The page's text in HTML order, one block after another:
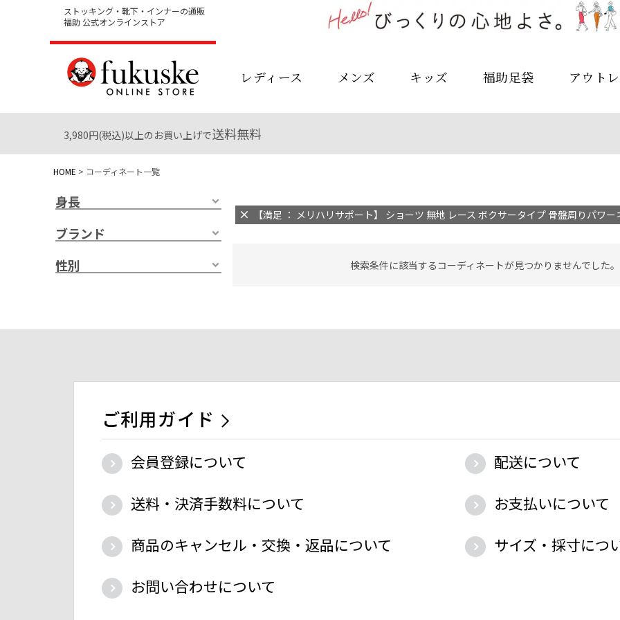
ストッキング・靴下・インナーの通販
福助 公式オンラインストア
レディース メンズ キッズ 福助足袋 アウト
3,980円(税込)以上のお買い上げで送料無料
HOME コーディネート一覧
身長
ブランド
性別
【満足 ： メリハリサポート】 ショーツ 無地 レース ボクサータイプ 骨盤周りパワ
検索条件に該当するコーディネートが見つかりませんでした
ご利用ガイド
会員登録について
配送について
送料・決済手数料について
お支払いについて
商品のキャンセル・交換・返品について
サイズ・採寸につ
お問い合わせについて